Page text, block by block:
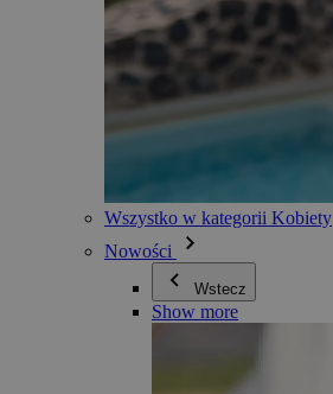
Wszystko w kategorii Kobiety
Nowości
Wstecz
Show more